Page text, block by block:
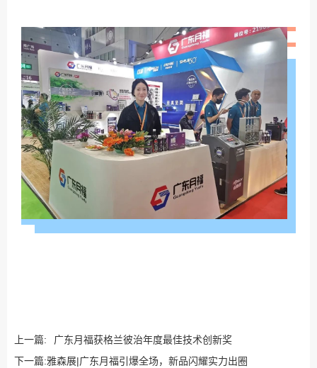
上一篇:
广东月福获格兰彼治年度最佳技术创新奖
下一篇:雅森展|广东月福引爆全场，新品闪耀实力出圈